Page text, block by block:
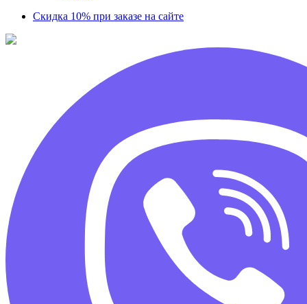
Скидка 10% при заказе на сайте